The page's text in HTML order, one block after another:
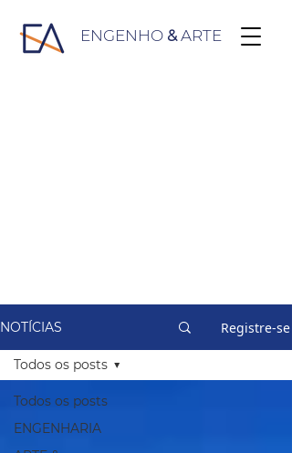
ENGENHO &ARTE
NOTÍCIAS Registre-se
Todos os posts
ENGENHARIA
Todos os posts